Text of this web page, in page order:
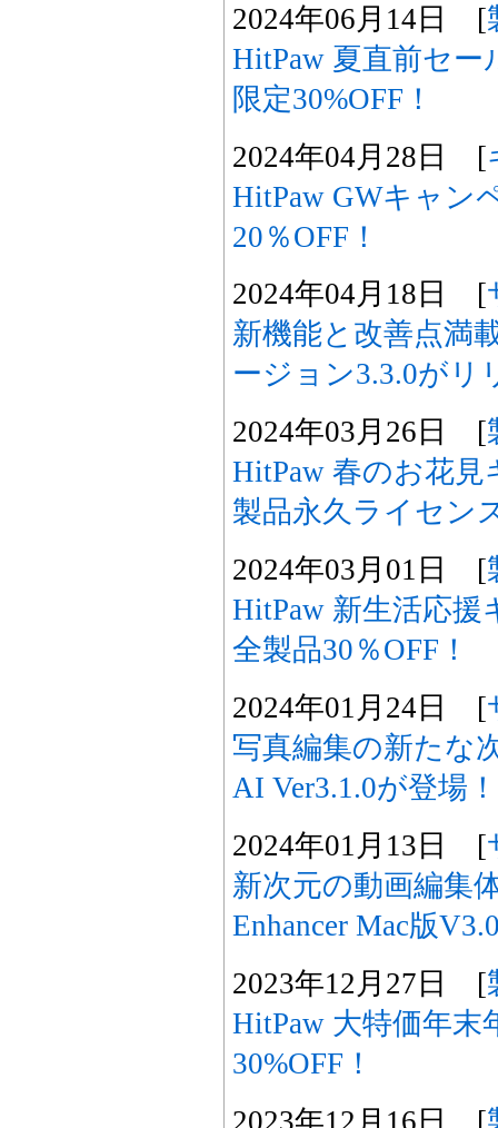
2024年06月14日 [
HitPaw 夏直前セ
限定30%OFF！
2024年04月28日 [
HitPaw GWキャン
20％OFF！
2024年04月18日 [
新機能と改善点満
ージョン3.3.0がリ
2024年03月26日 [
HitPaw 春のお花
製品永久ライセン
2024年03月01日 [
HitPaw 新生活応
全製品30％OFF！
2024年01月24日 [
写真編集の新たな
AI Ver3.1.0が登場！
2024年01月13日 [
新次元の動画編集
Enhancer Mac版
2023年12月27日 [
HitPaw 大特価年末
30%OFF！